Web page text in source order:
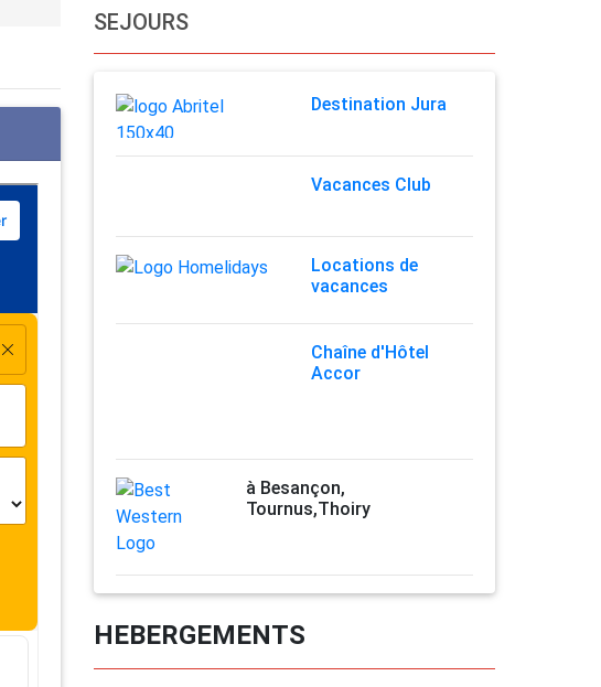
SEJOURS
Destination Jura
Vacances Club
Locations de
vacances
Chaîne d'Hôtel
Accor
à Besançon,
Tournus,Thoiry
HEBERGEMENTS